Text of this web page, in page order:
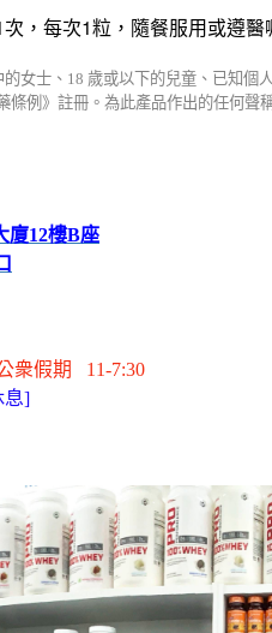
次，每次1粒，隨餐服用或遵醫
女士、 18 歲或以下的兒童、已知個
例》註冊。為此產品作出的任何
廈12樓B座
衆假期
11-7:30
息]